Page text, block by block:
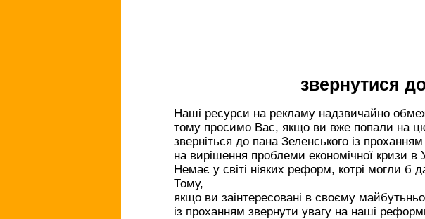
звернутися
Наші ресурси на рекламу надзвичайно
тому просимо Вас, якщо ви вже попали на цю
зверніться до пана Зеленського із
на вирішення проблеми економічної кризи в
Немає у світі ніяких реформ, котрі могли б
Тому,
якщо ви заінтересовані в своєму
із проханням звернути увагу на наші